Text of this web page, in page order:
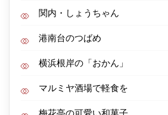
関内・しょうちゃん
港南台のつばめ
横浜根岸の「おかん」
マルミヤ酒場で軽食を